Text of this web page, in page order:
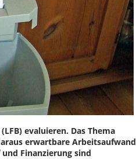
evaluieren. Das Thema
erwartbare Arbeitsaufwand
Finanzierung sind